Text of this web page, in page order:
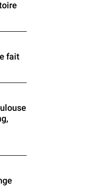
fait